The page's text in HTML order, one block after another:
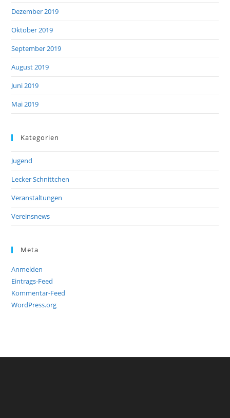
Dezember 2019
Oktober 2019
September 2019
August 2019
Juni 2019
Mai 2019
Kategorien
Jugend
Lecker Schnittchen
Veranstaltungen
Vereinsnews
Meta
Anmelden
Eintrags-Feed
Kommentar-Feed
WordPress.org